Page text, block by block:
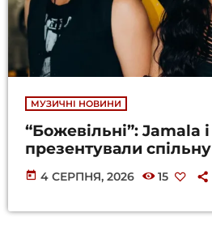
МУЗИЧНІ НОВИНИ
“Божевільні”: Jamala
презентували
today 4 СЕРПНЯ, 2026 15